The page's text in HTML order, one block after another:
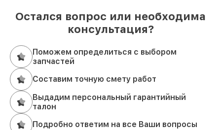
Остался вопрос или необходима
консультация?
Поможем определиться с выбором
запчастей
Составим точную смету работ
Выдадим персональный гарантийный
талон
Подробно ответим на все Ваши вопросы